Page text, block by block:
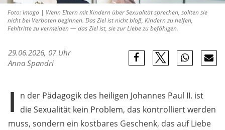
Foto: Imago | Wenn Eltern mit Kindern über Sexualität sprechen, sollten sie
nicht bei Verboten beginnen. Das Ziel ist nicht bloß, Kindern zu helfen,
Fehltritte zu vermeiden — das Ziel ist, sie zur Liebe zu befähigen.
29.06.2026, 07 Uhr
Anna Spandri
I n der Pädagogik des heiligen Johannes Paul II. ist
die Sexualität kein Problem, das kontrolliert werden
muss, sondern ein kostbares Geschenk, das auf Liebe